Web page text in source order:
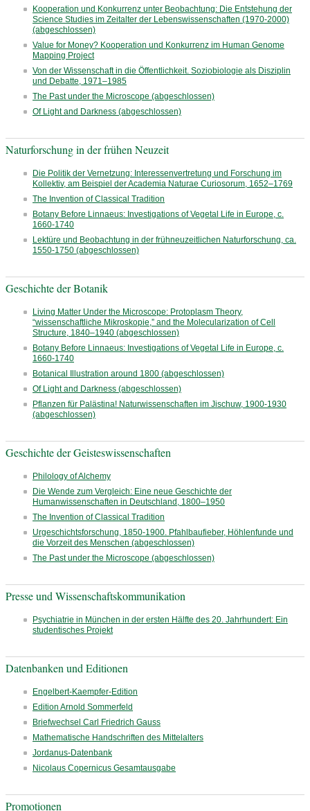
Kooperation und Konkurrenz unter Beobachtung: Die Entstehung der
Science Studies im Zeitalter der Lebenswissenschaften (1970-2000)
(abgeschlossen)
Value for Money? Kooperation und Konkurrenz im Human Genome
Mapping Project
Von der Wissenschaft in die Öffentlichkeit. Soziobiologie als Disziplin
und Debatte, 1971–1985
The Past under the Microscope (abgeschlossen)
Of Light and Darkness (abgeschlossen)
Naturforschung in der frühen Neuzeit
Die Politik der Vernetzung: Interessenvertretung und Forschung im
Kollektiv, am Beispiel der Academia Naturae Curiosorum, 1652–1769
The Invention of Classical Tradition
Botany Before Linnaeus: Investigations of Vegetal Life in Europe, c.
1660-1740
Lektüre und Beobachtung in der frühneuzeitlichen Naturforschung, ca.
1550-1750 (abgeschlossen)
Geschichte der Botanik
Living Matter Under the Microscope: Protoplasm Theory,
“wissenschaftliche Mikroskopie,” and the Molecularization of Cell
Structure, 1840–1940 (abgeschlossen)
Botany Before Linnaeus: Investigations of Vegetal Life in Europe, c.
1660-1740
Botanical Illustration around 1800 (abgeschlossen)
Of Light and Darkness (abgeschlossen)
Pflanzen für Palästina! Naturwissenschaften im Jischuw, 1900-1930
(abgeschlossen)
Geschichte der Geisteswissenschaften
Philology of Alchemy
Die Wende zum Vergleich: Eine neue Geschichte der
Humanwissenschaften in Deutschland, 1800–1950
The Invention of Classical Tradition
Urgeschichtsforschung, 1850-1900. Pfahlbaufieber, Höhlenfunde und
die Vorzeit des Menschen (abgeschlossen)
The Past under the Microscope (abgeschlossen)
Presse und Wissenschaftskommunikation
Psychiatrie in München in der ersten Hälfte des 20. Jahrhundert: Ein
studentisches Projekt
Datenbanken und Editionen
Engelbert-Kaempfer-Edition
Edition Arnold Sommerfeld
Briefwechsel Carl Friedrich Gauss
Mathematische Handschriften des Mittelalters
Jordanus-Datenbank
Nicolaus Copernicus Gesamtausgabe
Promotionen